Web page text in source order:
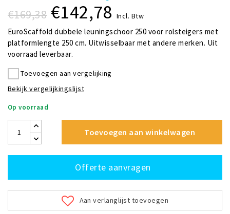
€169,38 €142,78 Incl. Btw
EuroScaffold dubbele leuningschoor 250 voor rolsteigers met
platformlengte 250 cm. Uitwisselbaar met andere merken. Uit
voorraad leverbaar.
Toevoegen aan vergelijking
Bekijk vergelijkingslijst
Op voorraad
Toevoegen aan winkelwagen
Offerte aanvragen
Aan verlanglijst toevoegen